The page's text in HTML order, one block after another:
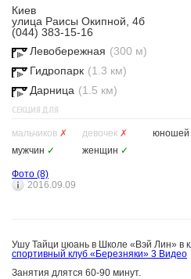
Киев
улица Раисы Окипной, 4б
(044) 383-15-16
Левобережная (300 м)
Гидропарк (1.3 км)
Дарница (1.5 км)
СЕКЦИЯ ДЛЯ
мальчиков ✗ девочек ✗ юношей
мужчин ✓ женщин ✓
Фото (8)
2016.09.09
Ушу Тайци цюань в Школе «Вэй Лин» в
спортивный клуб «Березняки» 3 Видео
Занятия длятся 60-90 минут.